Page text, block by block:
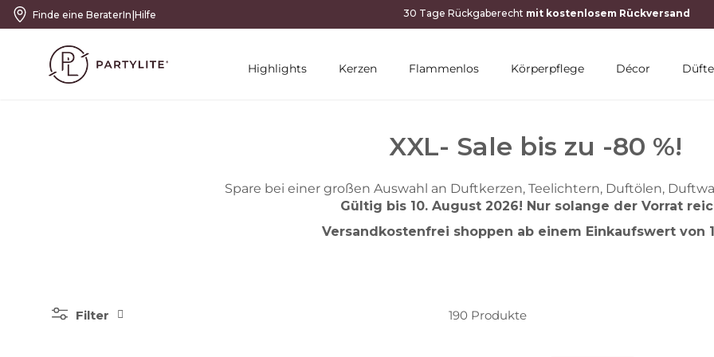
Finde eine BeraterIn|Hilfe
Highlights Kerzen Flammenlos Körperpflege Décor Düfte
XXL- Sale bis zu -80 %!
Spare bei einer großen Auswahl an Duftkerzen, Teelichtern, Duftölen,
Gültig bis 10. August 2026! Nur solange der Vorrat
Versandkostenfrei shoppen ab einem Einkaufswert von
Filter 190 Produkte